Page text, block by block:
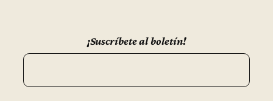
¡Suscríbete al boletín!